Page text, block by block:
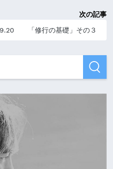
次の記事
「修行の基礎」その３